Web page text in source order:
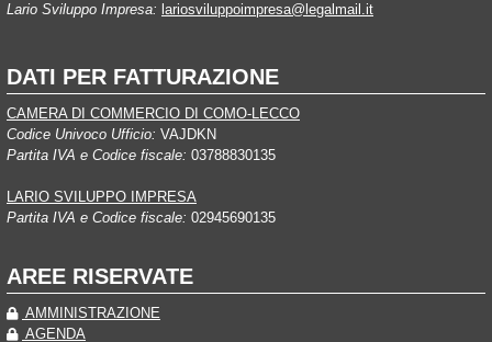
Lario Sviluppo Impresa: lariosviluppoimpresa@legalmail.it
DATI PER FATTURAZIONE
CAMERA DI COMMERCIO DI COMO-LECCO
Codice Univoco Ufficio: VAJDKN
Partita IVA e Codice fiscale: 03788830135
LARIO SVILUPPO IMPRESA
Partita IVA e Codice fiscale: 02945690135
AREE RISERVATE
AMMINISTRAZIONE
AGENDA